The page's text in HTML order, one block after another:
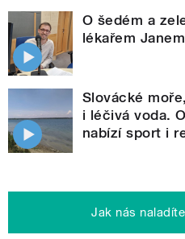
O šedém a
lékařem
Slovácké
i léčivá voda.
nabízí sport i
Jak nás